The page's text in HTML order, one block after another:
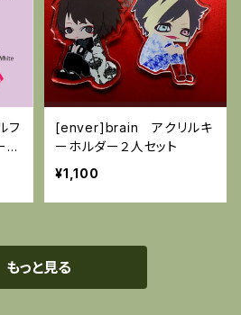
フ
バ
[enver]brain アクリルキ
ーホルダー２人セット
¥1,100
もっと見る